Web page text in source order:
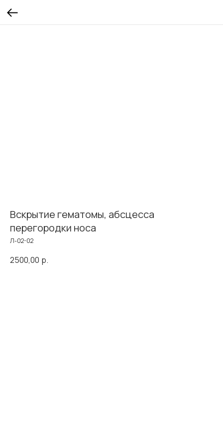
Вскрытие гематомы, абсцесса
перегородки носа
Л-02-02
2500,00 р.